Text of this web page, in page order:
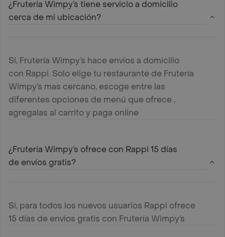
¿Frutería Wimpy’s tiene servicio a domicilio
cerca de mi ubicación?
Si, Frutería Wimpy’s hace envíos a domicilio
con Rappi. Solo elige tu restaurante de Frutería
Wimpy’s mas cercano, escoge entre las
diferentes opciones de menú que ofrece ,
agregalas al carrito y paga online
¿Frutería Wimpy’s ofrece con Rappi 15 días
de envíos gratis?
Sí, para todos los nuevos usuarios Rappi ofrece
15 días de envíos gratis con Frutería Wimpy’s